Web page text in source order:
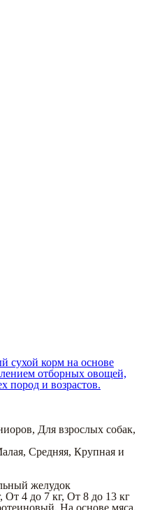
сухой корм на основе
отборных овощей,
пород и возрастов.
, Для взрослых собак,
, Средняя, Крупная и
желудок
, От 4 до 7 кг, От 8 до 13 кг
, На основе мяса,